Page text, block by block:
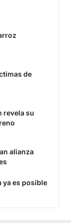
de
revela su
alianza
ya es posible